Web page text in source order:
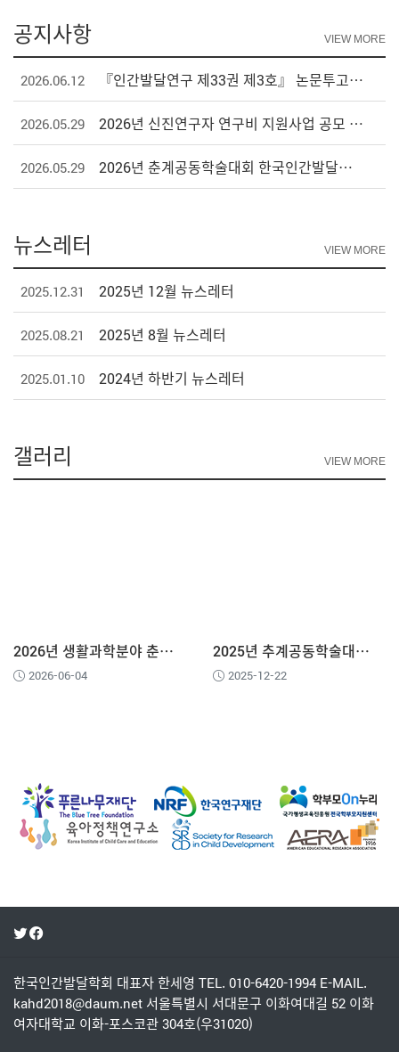
공지사항 VIEW MORE
2026.06.12 『인간발달연구 제33권 제3호』 논문투고 안내
2026.05.29 2026년 신진연구자 연구비 지원사업 공모 당선자 안내
2026.05.29 2026년 춘계공동학술대회 한국인간발달학회 우수포스터논문 수상자 안내
뉴스레터 VIEW MORE
2025.12.31 2025년 12월 뉴스레터
2025.08.21 2025년 8월 뉴스레터
2025.01.10 2024년 하반기 뉴스레터
갤러리 VIEW MORE
2026년 생활과학분야 춘계공동학술대회
2026-06-04
2025년 추계공동학술대회 개최
2025-12-22
한국인간발달학회 대표자 한세영 TEL. 010-6420-1994 E-MAIL.
kahd2018@daum.net 서울특별시 서대문구 이화여대길 52 이화
여자대학교 이화-포스코관 304호(우31020)